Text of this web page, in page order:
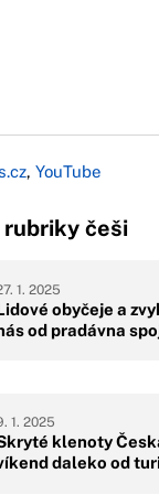
, YouTube
češi
obyčeje a
od pradávna
1. 2025
klenoty
daleko od
1. 2025